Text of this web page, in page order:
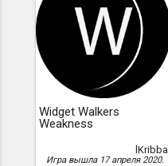
Widget Walkers
Weakness
lKribba
Игра вышла 17 апреля 2020.